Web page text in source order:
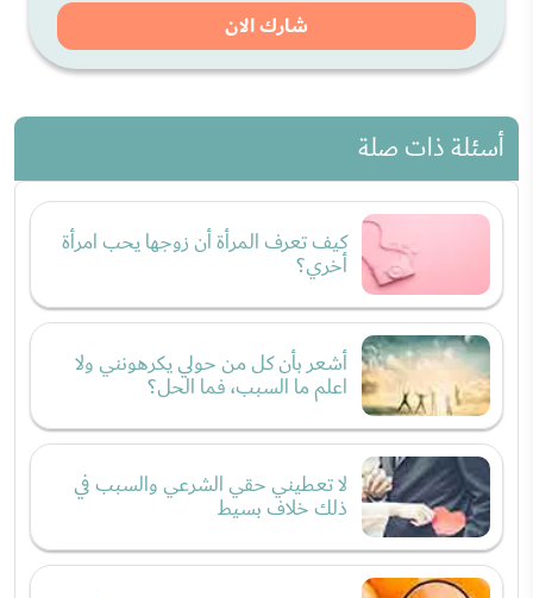
شارك الان
أسئلة ذات صلة
كيف تعرف المرأة أن زوجها يحب امرأة
أخري؟
أشعر بأن كل من حولي يكرهونني ولا
اعلم ما السبب، فما الحل؟
لا تعطيني حقي الشرعي والسبب في
ذلك خلاف بسيط